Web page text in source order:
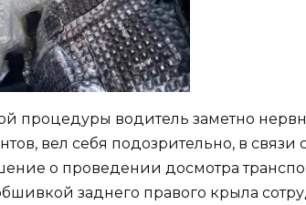
процедуры водитель заметно
вел себя подозрительно, в связи
о проведении досмотра
заднего правого крыла